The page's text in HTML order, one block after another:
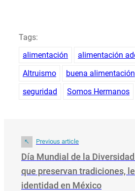
Tags:
alimentación
alimentación
Altruismo
buena alimentación
seguridad
Somos Hermanos
Previous article
Día Mundial de la
que preservan tradiciones,
identidad en México